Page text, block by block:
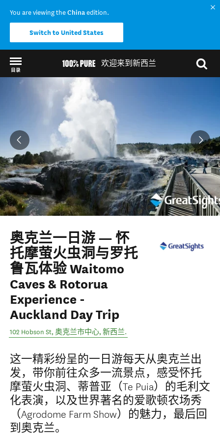
You are viewing theChinaedition.
Switch to United States
欢迎来到新西兰
目录
Back to my results
奥克兰一日游 — 怀
托摩萤火虫洞与罗托
鲁瓦体验 Waitomo
Caves & Rotorua
Experience -
Auckland Day Trip
102 Hobson St, 奥克兰市中心, 新西兰.
这一精彩纷呈的一日游每天从奥克兰出
发，带你前往众多一流景点，感受怀托
摩萤火虫洞、蒂普亚（Te Puia）的毛利文
化表演，以及世界著名的爱歌顿农场秀
（Agrodome Farm Show）的魅力，最后回
到奥克兰。